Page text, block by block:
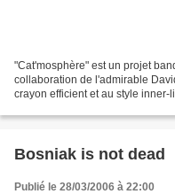
"Cat'mosphère" est un projet
collaboration de l'admirable
crayon efficient et au style inner-
Bosniak is not dead
Publié le 28/03/2006 à 22:00